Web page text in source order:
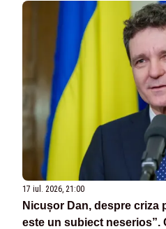
17 iul. 2026, 21:00
Nicușor Dan, despre criza
este un subiect neserios”.